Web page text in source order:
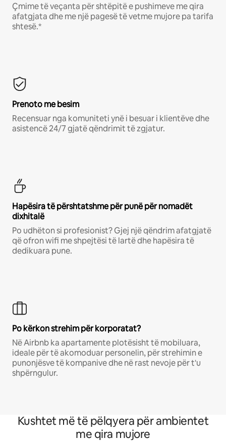
Çmime të veçanta për shtëpitë e pushimeve me qira
afatgjata dhe me një pagesë të vetme mujore pa tarifa
shtesë.*
Prenoto me besim
Recensuar nga komuniteti ynë i besuar i klientëve dhe
asistencë 24/7 gjatë qëndrimit të zgjatur.
Hapësira të përshtatshme për punë për nomadët
dixhitalë
Po udhëton si profesionist? Gjej një qëndrim afatgjatë
që ofron wifi me shpejtësi të lartë dhe hapësira të
dedikuara pune.
Po kërkon strehim për korporatat?
Në Airbnb ka apartamente plotësisht të mobiluara,
ideale për të akomoduar personelin, për strehimin e
punonjësve të kompanive dhe në rast nevoje për t'u
shpërngulur.
Kushtet më të pëlqyera për ambientet
me qira mujore